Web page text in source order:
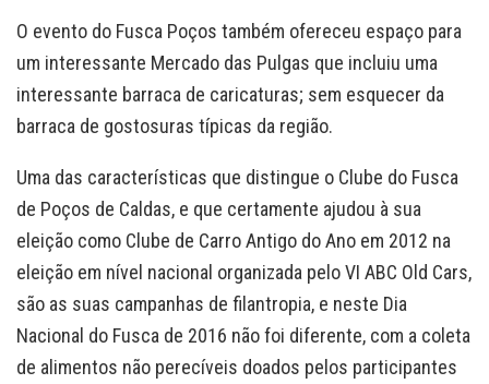
O evento do Fusca Poços também ofereceu espaço para
um interessante Mercado das Pulgas que incluiu uma
interessante barraca de caricaturas; sem esquecer da
barraca de gostosuras típicas da região.
Uma das características que distingue o Clube do Fusca
de Poços de Caldas, e que certamente ajudou à sua
eleição como Clube de Carro Antigo do Ano em 2012 na
eleição em nível nacional organizada pelo VI ABC Old Cars,
são as suas campanhas de filantropia, e neste Dia
Nacional do Fusca de 2016 não foi diferente, com a coleta
de alimentos não perecíveis doados pelos participantes